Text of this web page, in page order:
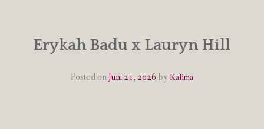
IMPRESSUM & DATENSCHUTZ
Erykah Badu x Lauryn Hill
Posted onJuni 21, 2026 by Kalima